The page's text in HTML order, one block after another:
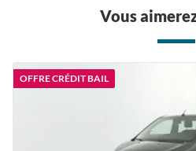
Vous
OFFRE CRÉDIT BAIL